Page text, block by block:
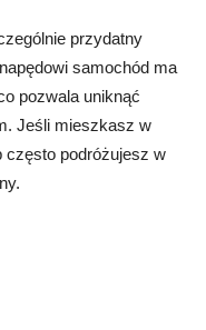
przydatny
samochód ma
pozwala uniknąć
Jeśli mieszkasz w
często podróżujesz w